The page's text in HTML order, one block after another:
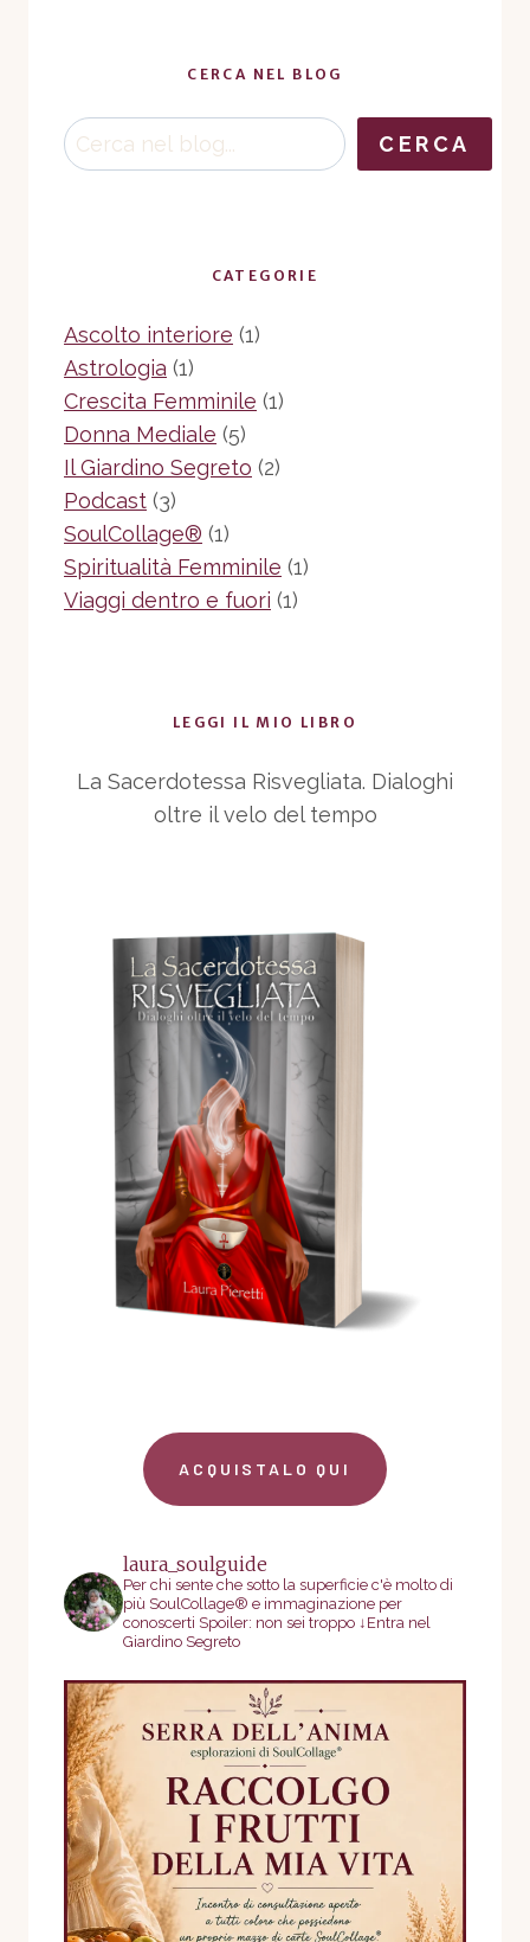
CERCA NEL BLOG
Cerca CERCA
CATEGORIE
Ascolto interiore (1)
Astrologia (1)
Crescita Femminile (1)
Donna Mediale (5)
Il Giardino Segreto (2)
Podcast (3)
SoulCollage® (1)
Spiritualità Femminile (1)
Viaggi dentro e fuori (1)
LEGGI IL MIO LIBRO
La Sacerdotessa Risvegliata. Dialoghi
oltre il velo del tempo
ACQUISTALO QUI
laura_soulguide
Per chi sente che sotto la superficie c'è molto di
più SoulCollage® e immaginazione per
conoscerti Spoiler: non sei troppo ↓Entra nel
Giardino Segreto